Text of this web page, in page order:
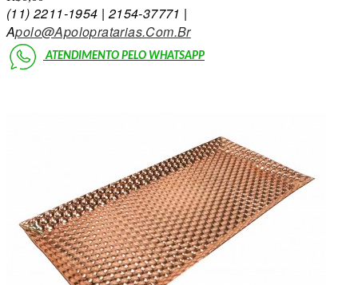
(11) 2211-1954 | 2154-37771 |
APolo@Apolopratarias.Com.Br
ATENDIMENTO PELO WHATSAPP